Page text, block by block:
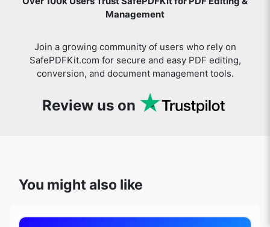
SafePDFKit.com for secure and easy PDF editing,
conversion, and document management tools.
Review us on